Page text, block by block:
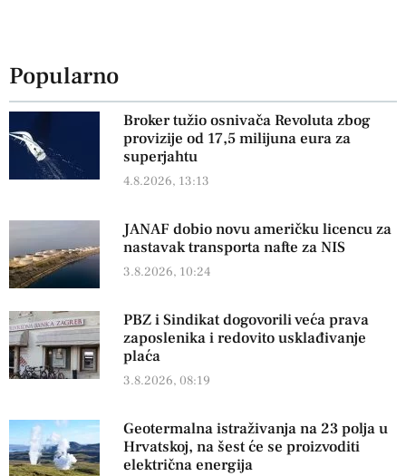
Popularno
Broker tužio osnivača Revoluta zbog
provizije od 17,5 milijuna eura za
superjahtu
4.8.2026, 13:13
JANAF dobio novu američku licencu za
nastavak transporta nafte za NIS
3.8.2026, 10:24
PBZ i Sindikat dogovorili veća prava
zaposlenika i redovito usklađivanje
plaća
3.8.2026, 08:19
Geotermalna istraživanja na 23 polja u
Hrvatskoj, na šest će se proizvoditi
električna energija